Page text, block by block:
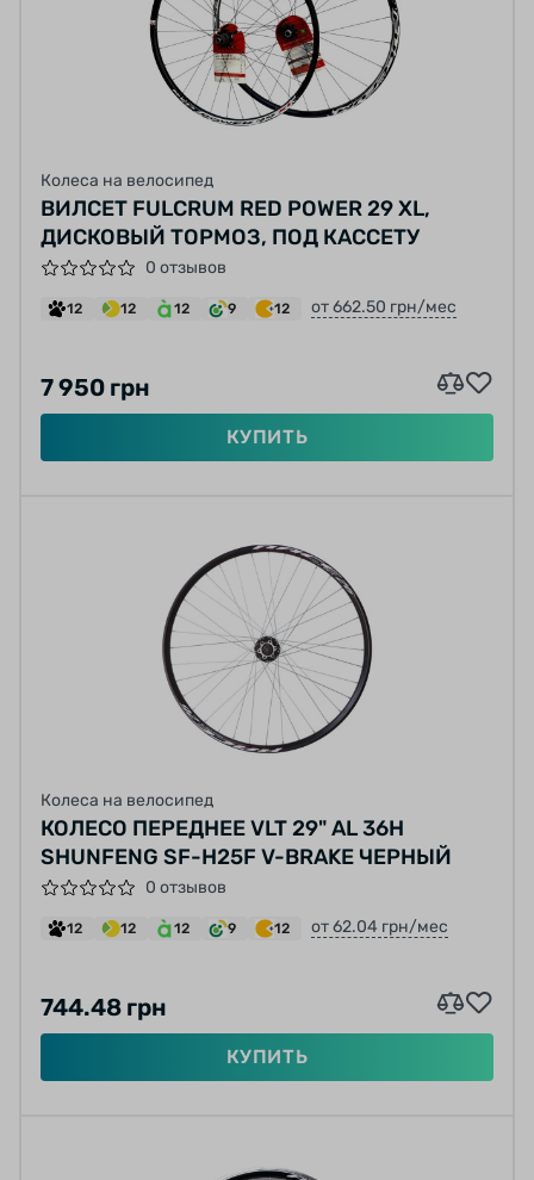
Колеса на велосипед
ВИЛСЕТ FULCRUM RED POWER 29 XL,
ДИСКОВЫЙ ТОРМОЗ, ПОД КАССЕТУ
0 отзывов
12 12 12 9 12 от 662.50 грн/мес
7 950 грн
КУПИТЬ
Колеса на велосипед
КОЛЕСО ПЕРЕДНЕЕ VLT 29" AL 36H
SHUNFENG SF-H25F V-BRAKE ЧЕРНЫЙ
0 отзывов
12 12 12 9 12 от 62.04 грн/мес
744.48 грн
КУПИТЬ